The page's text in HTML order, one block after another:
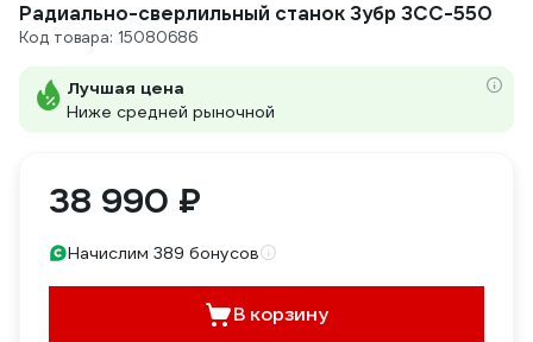
Радиально-сверлильный станок Зубр ЗСС-550
Код товара: 15080686
Лучшая цена
Ниже средней рыночной
38 990 ₽
Начислим 389 бонусов
В корзину